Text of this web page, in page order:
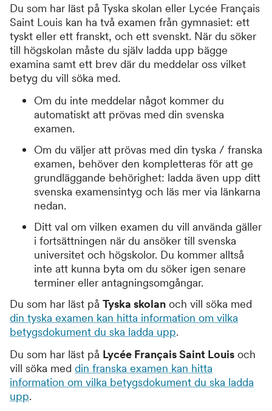
Du som har läst på Tyska skolan eller Lycée Français
Saint Louis kan ha två examen från gymnasiet: ett
tyskt eller ett franskt, och ett svenskt. När du söker
till högskolan måste du själv ladda upp bägge
examina samt ett brev där du meddelar oss vilket
betyg du vill söka med.
Om du inte meddelar något kommer du
automatiskt att prövas med din svenska
examen.
Om du väljer att prövas med din tyska / franska
examen, behöver den kompletteras för att ge
grundläggande behörighet: ladda även upp ditt
svenska examensintyg och läs mer via länkarna
nedan.
Ditt val om vilken examen du vill använda gäller
i fortsättningen när du ansöker till svenska
universitet och högskolor. Du kommer alltså
inte att kunna byta om du söker igen senare
terminer eller antagningsomgångar.
Du som har läst på Tyska skolan och vill söka med
din tyska examen kan hitta information om vilka
betygsdokument du ska ladda upp.
Du som har läst på Lycée Français Saint Louis och
vill söka med din franska examen kan hitta
information om vilka betygsdokument du ska ladda
upp.